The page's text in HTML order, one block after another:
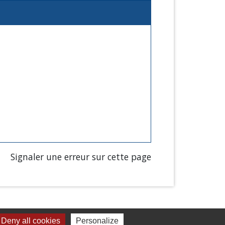
Signaler une erreur sur cette page
Deny all cookies Personalize